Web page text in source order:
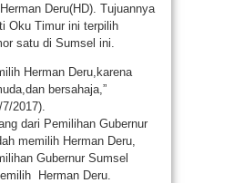
Deru(HD). Tujuannya
Oku Timur ini terpilih
satu di Sumsel ini.
Herman Deru,karena
bersahaja,”
2017).
dari Pemilihan Gubernur
memilih Herman Deru,
Gubernur Sumsel
Herman Deru.